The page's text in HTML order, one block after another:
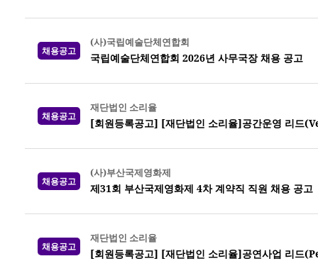
채용공고
(사)국립예술단체연합회
국립예술단체연합회 2026년 사무국장 채용 공고
채용공고
재단법인 소리율
[회원등록공고] [재단법인 소리율]공간운영 리드
채용공고
(사)부산국제영화제
제31회 부산국제영화제 4차 계약직 직원 채용 공고
채용공고
재단법인 소리율
[회원등록공고] [재단법인 소리율]공연사업 리드